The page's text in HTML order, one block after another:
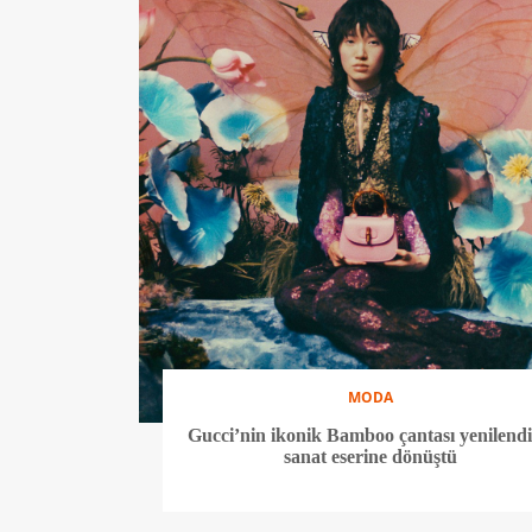
MODA
Gucci’nin ikonik Bamboo çantası
sanat eserine dönüştü